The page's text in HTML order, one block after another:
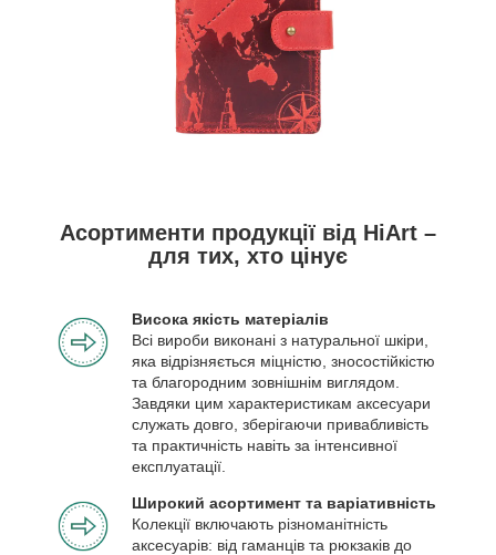
Асортименти продукції від HiArt –
для тих, хто цінує
Висока якість матеріалів
Всі вироби виконані з натуральної шкіри,
яка відрізняється міцністю, зносостійкістю
та благородним зовнішнім виглядом.
Завдяки цим характеристикам аксесуари
служать довго, зберігаючи привабливість
та практичність навіть за інтенсивної
експлуатації.
Широкий асортимент та варіативність
Колекції включають різноманітність
аксесуарів: від гаманців та рюкзаків до